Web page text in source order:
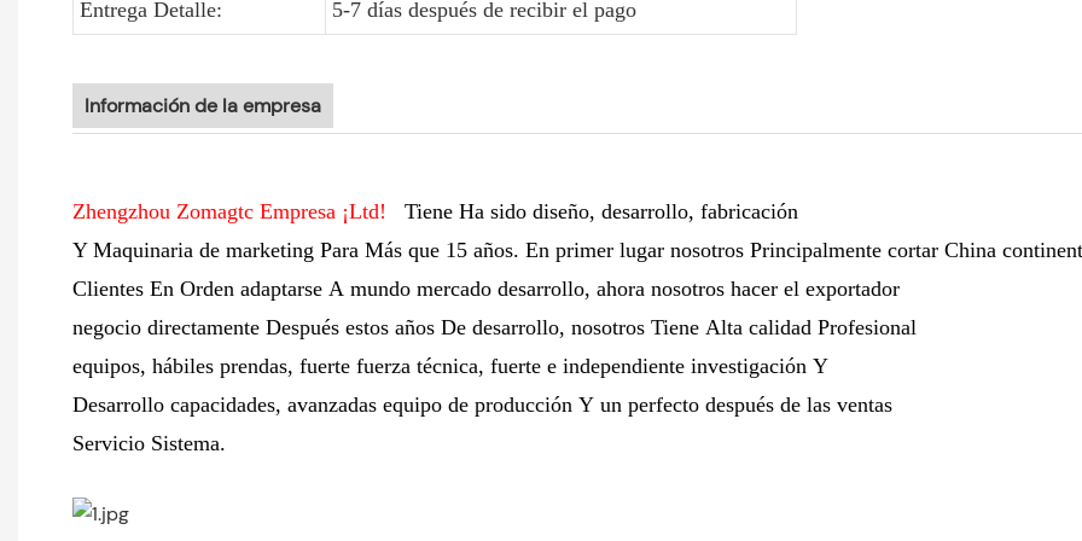
Entrega Detalle: 5-7 días después de recibir el pago
Información de la empresa
Zhengzhou Zomagtc Empresa ¡Ltd!
Tiene Ha sido diseño, desarrollo, fabricación
Y Maquinaria de marketing Para Más que 15 años. En primer lugar nosotros Principalmente cortar China
Clientes En Orden adaptarse A mundo mercado desarrollo, ahora nosotros hacer el exportador
negocio directamente Después estos años De desarrollo, nosotros Tiene Alta calidad Profesional
equipos, hábiles prendas, fuerte fuerza técnica, fuerte e independiente investigación Y
Desarrollo capacidades, avanzadas equipo de producción Y un perfecto después de las ventas
Servicio Sistema.